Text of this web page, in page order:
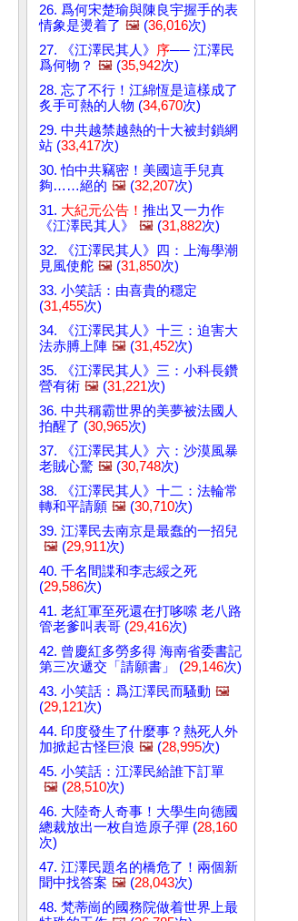
26. 爲何宋楚瑜與陳良宇握手的表
情象是燙着了 🖼️ (36,016次)
27. 《江澤民其人》
序── 江澤民
爲何物？ 🖼️ (35,942次)
28. 忘了不行！江綿恆是這樣成了
炙手可熱的人物 (34,670次)
29. 中共越禁越熱的十大被封鎖網
站 (33,417次)
30. 怕中共竊密！美國這手兒真
夠……絕的 🖼️ (32,207次)
31. 大紀元公告！ 推出又一力作
《江澤民其人》
🖼️ (31,882次)
32. 《江澤民其人》四：上海學潮
見風使舵 🖼️ (31,850次)
33. 小笑話：由喜貴的穩定
(31,455次)
34. 《江澤民其人》十三：迫害大
法赤膊上陣 🖼️ (31,452次)
35. 《江澤民其人》三：小科長鑽
營有術 🖼️ (31,221次)
36. 中共稱霸世界的美夢被法國人
拍醒了 (30,965次)
37. 《江澤民其人》六：沙漠風暴
老賊心驚 🖼️ (30,748次)
38. 《江澤民其人》十二：法輪常
轉和平請願 🖼️ (30,710次)
39. 江澤民去南京是最蠢的一招兒
🖼️ (29,911次)
40. 千名間諜和李志綏之死
(29,586次)
41. 老紅軍至死還在打哆嗦 老八路
管老爹叫表哥 (29,416次)
42. 曾慶紅多勞多得 海南省委書記
第三次遞交「請願書」 (29,146次)
43. 小笑話：爲江澤民而騷動 🖼️
(29,121次)
44. 印度發生了什麼事？熱死人外
加掀起古怪巨浪 🖼️ (28,995次)
45. 小笑話：江澤民給誰下訂單
🖼️ (28,510次)
46. 大陸奇人奇事！大學生向德國
總裁放出一枚自造原子彈 (28,160
次)
47. 江澤民題名的橋危了！兩個新
聞中找答案 🖼️ (28,043次)
48. 梵蒂崗的國務院做着世界上最